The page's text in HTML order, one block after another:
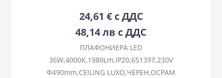
24,61 € с ДДС
48,14 лв с ДДС
ПЛАФОНИЕРА LED
36W,4000K,1980Lm,IP20,651397,230V
Ф490mm,CEILING LUXO,ЧЕРЕН,ОСРАМ